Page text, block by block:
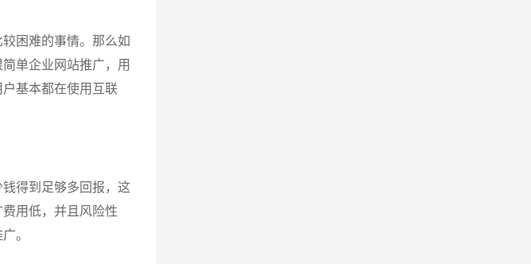
困难的事情。那么如
单企业网站推广，用
基本都在使用互联
得到足够多回报，这
用低，并且风险性
。